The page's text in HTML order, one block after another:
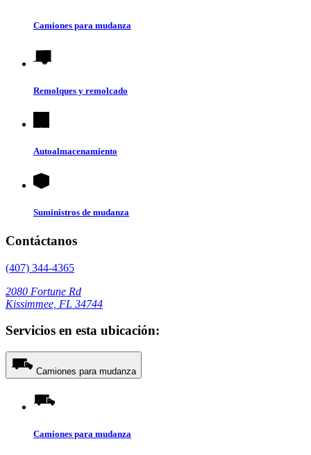
Camiones para mudanza
Remolques y remolcado
Autoalmacenamiento
Suministros de mudanza
Contáctanos
(407) 344-4365
2080 Fortune Rd
Kissimmee, FL 34744
Servicios en esta ubicación:
Camiones para mudanza
Camiones para mudanza